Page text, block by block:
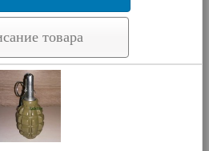
товара